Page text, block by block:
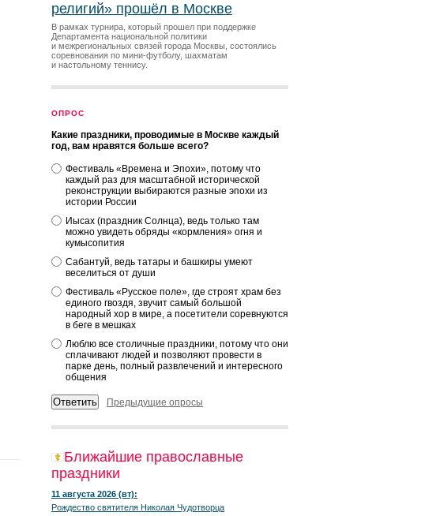
религий» прошёл в Москве
В рамках турнира, который прошел при поддержке
Департамента национальной политики
и межрегиональных связей города Москвы, состоялись
соревнования по мини-футболу, шахматам
и настольному теннису.
ОПРОС
Какие праздники, проводимые в Москве каждый
год, вам нравятся больше всего?
Фестиваль «Времена и Эпохи», потому что
каждый раз для масштабной исторической
реконструкции выбираются разные эпохи из
истории России
Иысах (праздник Солнца), ведь только там
можно увидеть обряды «кормления» огня и
кумысопития
Сабантуй, ведь татары и башкиры умеют
веселиться от души
Фестиваль «Русское поле», где строят храм без
единого гвоздя, звучит самый большой
народный хор в мире, а посетители соревнуются
в беге в мешках
Люблю все столичные праздники, потому что они
сплачивают людей и позволяют провести в
парке день, полный развлечений и интересного
общения
Предыдущие опросы
Ближайшие православные
праздники
11 августа 2026 (вт):
Рождество святителя Николая Чудотворца